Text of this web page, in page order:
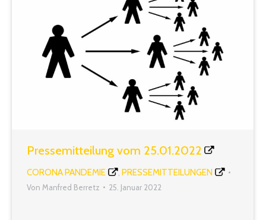
Pressemitteilung vom 25.01.2022
CORONA PANDEMIE PRESSEMITTEILUNGEN
Von Manfred Berretz 25. Januar 2022